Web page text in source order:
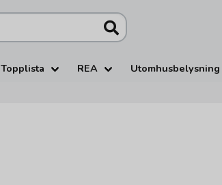
Topplista REA Utomhusbelysning